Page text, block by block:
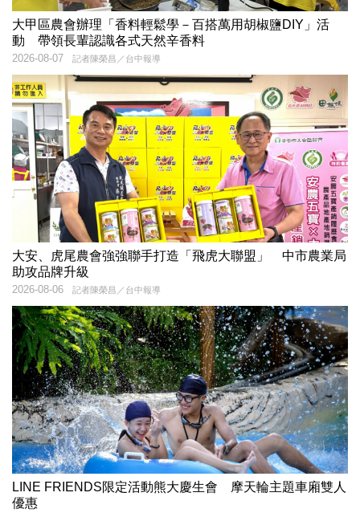
大甲區農會辦理「香料輕鬆學－百搭萬用胡椒鹽DIY」活
動 帶領長輩認識各式天然辛香料
記者陳榮昌／台中報導
2026-08-07
大安、虎尾農會強強聯手打造「飛虎大聯盟」 中市農業局
助攻品牌升級
記者陳榮昌／台中報導
2026-08-06
LINE FRIENDS限定活動熊大慶生會 摩天輪主題車廂雙人
優惠